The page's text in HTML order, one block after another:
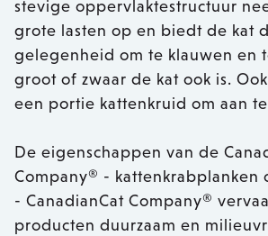
stevige oppervlaktestructuur
grote lasten op en biedt de kat
gelegenheid om te klauwen en
groot of zwaar de kat ook is.
een portie kattenkruid om aan
De eigenschappen van de
Company® - kattenkrabplanken
- CanadianCat Company®
producten duurzaam en